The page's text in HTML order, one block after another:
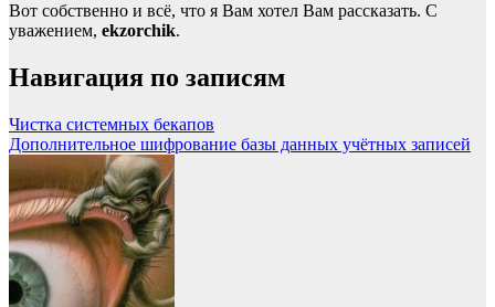
Вот собственно и всё, что я Вам хотел Вам рассказать. С
уважением, ekzorchik.
Навигация по записям
Чистка системных бекапов
Дополнительное шифрование базы данных учётных записей